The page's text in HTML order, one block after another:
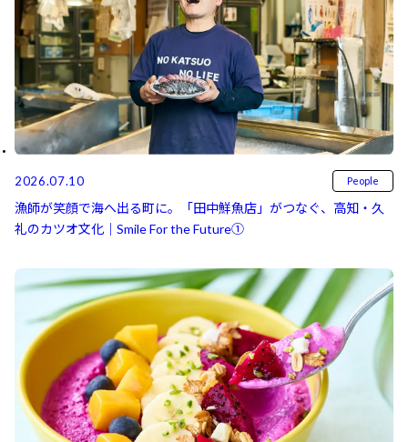
2026.07.10 People
漁師が笑顔で海へ出る町に。「田中鮮魚店」がつなぐ、高知・久
礼のカツオ文化｜Smile For the Future①